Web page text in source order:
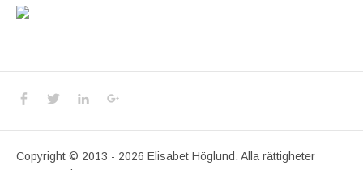
Social Media Profiles
Facebook
TwitterLinkedIn
Copyright © 2013 - 2026 Elisabet Höglund. Alla rättigheter